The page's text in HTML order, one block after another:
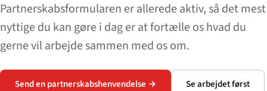
Partnerskabsformularen er allerede aktiv, så det mest
nyttige du kan gøre i dag er at fortælle os hvad du
gerne vil arbejde sammen med os om.
Send en partnerskabshenvendelse → Se arbejdet først